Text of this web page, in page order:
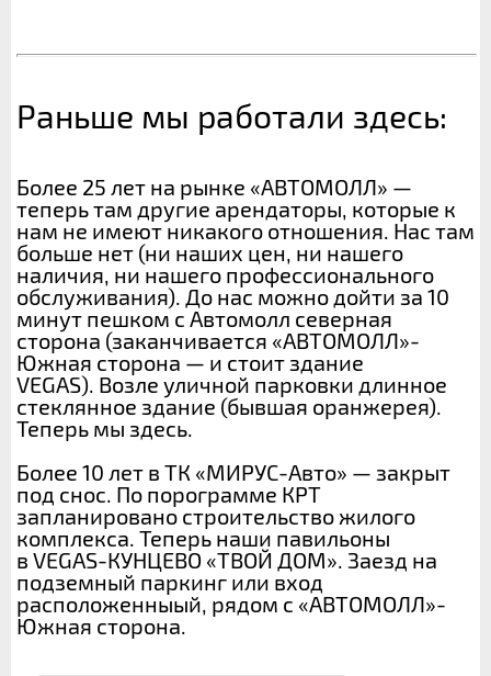
Раньше мы работали здесь:
Более 25 лет на рынке «АВТОМОЛЛ» —
теперь там другие арендаторы, которые к
нам не имеют никакого отношения. Нас там
больше нет (ни наших цен, ни нашего
наличия, ни нашего профессионального
обслуживания). До нас можно дойти за 10
минут пешком с Автомолл северная
сторона (заканчивается «АВТОМОЛЛ»-
Южная сторона — и стоит здание
VEGAS). Возле уличной парковки длинное
стеклянное здание (бывшая оранжерея).
Теперь мы здесь.
Более 10 лет в ТК «МИРУС-Авто» — закрыт
под снос. По порограмме КРТ
запланировано строительство жилого
комплекса. Теперь наши павильоны
в VEGAS-КУНЦЕВО «ТВОЙ ДОМ». Заезд на
подземный паркинг или вход
расположенныый, рядом с «АВТОМОЛЛ»-
Южная сторона.